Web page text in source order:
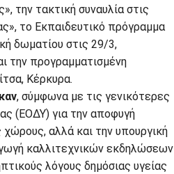
την τακτική συναυλία στις
το Εκπαιδευτικό πρόγραμμα
δωματίου στις 29/3,
την προγραμματισμένη
Κέρκυρα.
, σύμφωνα με τις γενικότερες
(ΕΟΔΥ) για την αποφυγή
αλλά και την υπουργική
καλλιτεχνικών εκδηλώσεων
λόγους δημόσιας υγείας